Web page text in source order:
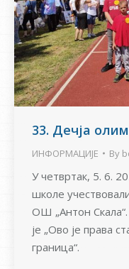
33. Дечја
ИНФОРМАЦИЈЕ By
У четвртак, 5. 6.
школе
ОШ „Антон
је „Ово је права
граница“.